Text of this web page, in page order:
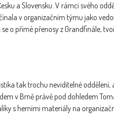
a Slovensku. V rámci svého
v organizačním týmu jako
o přímé přenosy z Grandfinále,
tak trochu neviditelné
v Brně právě pod dohledem
s herními materiály na